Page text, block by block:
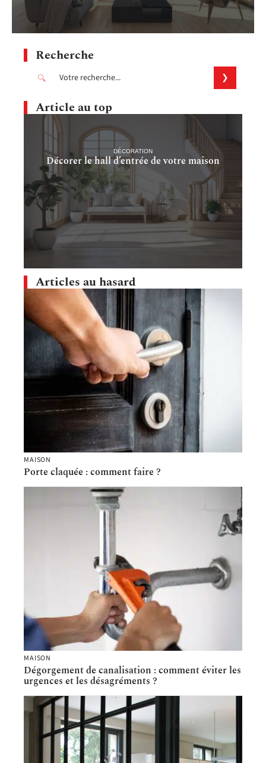
Recherche
Article au top
DÉCORATION
Décorer le hall d’entrée de votre maison
Articles au hasard
MAISON
Porte claquée : comment faire ?
MAISON
Dégorgement de canalisation : comment éviter les
urgences et les désagréments ?